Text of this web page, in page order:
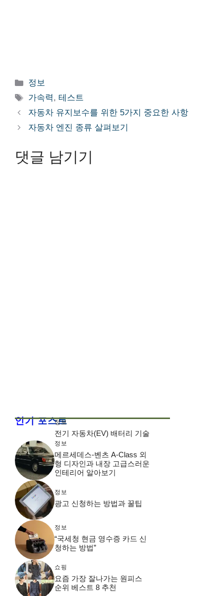
카
테
리
정보
태
그
가속력,테스트
자동차 유지보수를 위한 5가지 중요한 사항
자동차 엔진 종류 살펴보기
댓글 남기기
인기 포스트
정보
전기 자동차(EV) 배터리 기술
정보
메르세데스-벤츠 A-Class 외
형 디자인과 내장 고급스러운
인테리어 알아보기
정보
광고 신청하는 방법과 꿀팁
정보
“국세청 현금 영수증 카드 신
청하는 방법”
쇼핑
요즘 가장 잘나가는 원피스
순위 베스트 8 추천